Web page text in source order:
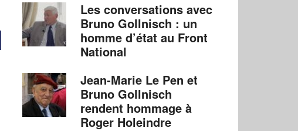
Les conversations avec
Bruno Gollnisch : un
homme d’état au Front
National
Jean-Marie Le Pen et
Bruno Gollnisch
rendent hommage à
Roger Holeindre